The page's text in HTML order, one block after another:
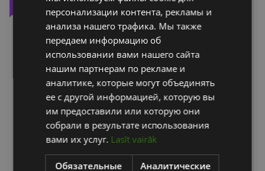
SOLID STEEL RUBBER DUMBELL SET 52-60KG
(10GB / 560KG)
ZIVA
персонализации контента, рекламы и
анализа нашего трафика. Мы также
передаем информацию об
использовании вами нашего сайта
нашим партнерам по рекламе и
аналитике, которые могут объединять
ее с другой информацией, которую вы
им предоставили или которую они
собрали в результате использования
вами их услуг. Lasīt vairāk
Обязательные Аналитические